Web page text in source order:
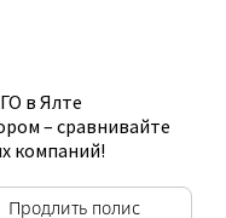
в Ялте
– сравнивайте
компаний!